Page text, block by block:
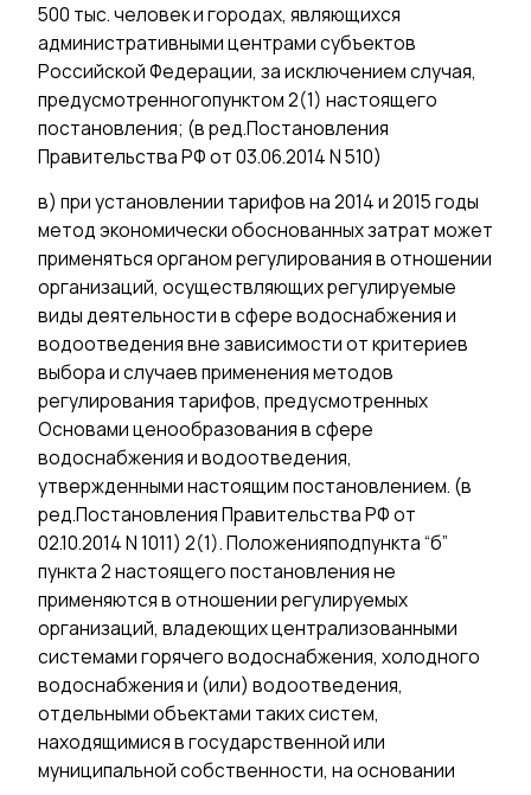
500 тыс. человек и городах, являющихся
административными центрами субъектов
Российской Федерации, за исключением случая,
предусмотренногопунктом 2(1) настоящего
постановления; (в ред.Постановления
Правительства РФ от 03.06.2014 N 510)
в) при установлении тарифов на 2014 и 2015 годы
метод экономически обоснованных затрат может
применяться органом регулирования в отношении
организаций, осуществляющих регулируемые
виды деятельности в сфере водоснабжения и
водоотведения вне зависимости от критериев
выбора и случаев применения методов
регулирования тарифов, предусмотренных
Основами ценообразования в сфере
водоснабжения и водоотведения,
утвержденными настоящим постановлением. (в
ред.Постановления Правительства РФ от
02.10.2014 N 1011) 2(1). Положенияподпункта “б”
пункта 2 настоящего постановления не
применяются в отношении регулируемых
организаций, владеющих централизованными
системами горячего водоснабжения, холодного
водоснабжения и (или) водоотведения,
отдельными объектами таких систем,
находящимися в государственной или
муниципальной собственности, на основании